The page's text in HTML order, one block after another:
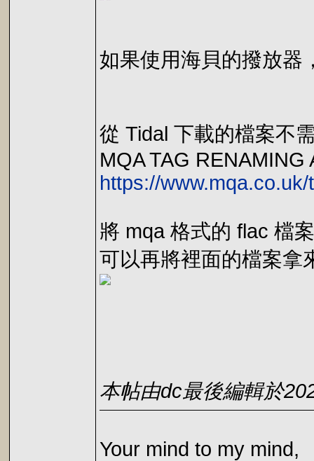
如果使用海貝的撥放器
從 Tidal 下載的檔案不
MQA TAG RENAMING
https://
將 mqa 格式的 flac 檔
可以再將裡面的檔案拿
本帖由dc最後編輯於
Your mind to my mind,